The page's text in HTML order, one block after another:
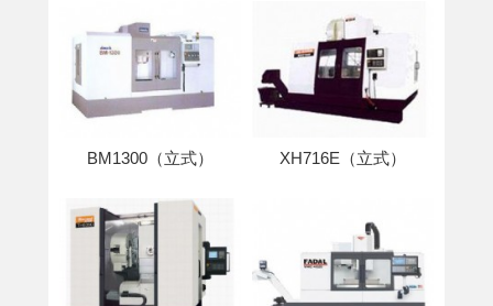
BM1300（立式） XH716E（立式）